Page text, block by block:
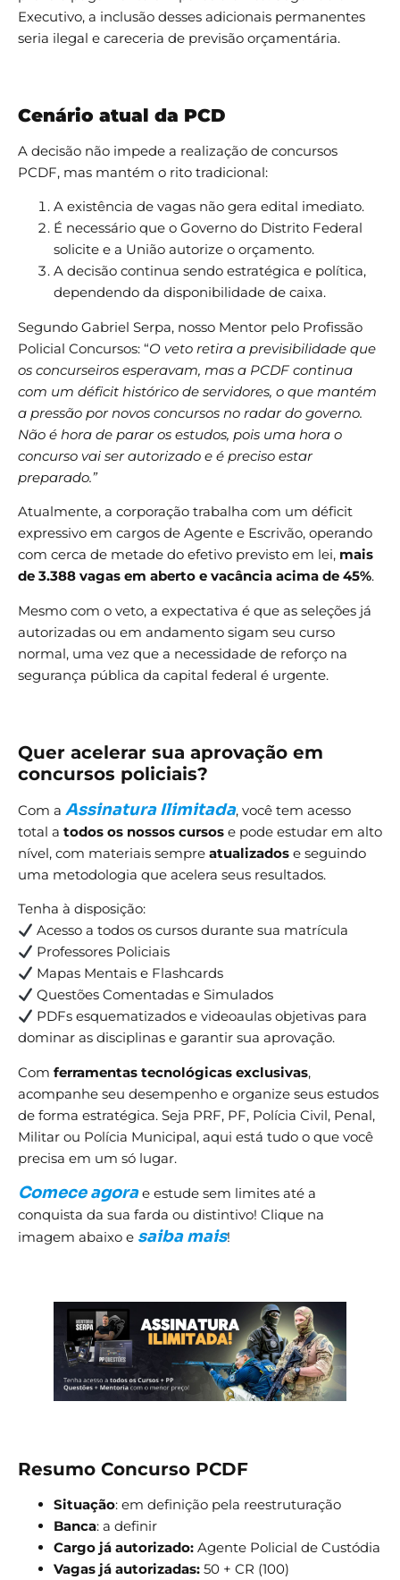
Executivo, a inclusão desses adicionais permanentes
seria ilegal e careceria de previsão orçamentária.
Cenário atual da PCD
A decisão não impede a realização de concursos
PCDF, mas mantém o rito tradicional:
A existência de vagas não gera edital imediato.
É necessário que o Governo do Distrito Federal
solicite e a União autorize o orçamento.
A decisão continua sendo estratégica e política,
dependendo da disponibilidade de caixa.
Segundo Gabriel Serpa, nosso Mentor pelo Profissão
Policial Concursos: “O veto retira a previsibilidade que
os concurseiros esperavam, mas a PCDF continua
com um déficit histórico de servidores, o que mantém
a pressão por novos concursos no radar do governo.
Não é hora de parar os estudos, pois uma hora o
concurso vai ser autorizado e é preciso estar
preparado.”
Atualmente, a corporação trabalha com um déficit
expressivo em cargos de Agente e Escrivão, operando
com cerca de metade do efetivo previsto em lei, mais
de 3.388 vagas em aberto e vacância acima de 45%.
Mesmo com o veto, a expectativa é que as seleções já
autorizadas ou em andamento sigam seu curso
normal, uma vez que a necessidade de reforço na
segurança pública da capital federal é urgente.
Quer acelerar sua aprovação em
concursos policiais?
Com a Assinatura Ilimitada, você tem acesso
total a todos os nossos cursos e pode estudar em alto
nível, com materiais sempre atualizados e seguindo
uma metodologia que acelera seus resultados.
Tenha à disposição:
Acesso a todos os cursos durante sua matrícula
Professores Policiais
Mapas Mentais e Flashcards
Questões Comentadas e Simulados
PDFs esquematizados e videoaulas objetivas para
dominar as disciplinas e garantir sua aprovação.
Com ferramentas tecnológicas exclusivas,
acompanhe seu desempenho e organize seus estudos
de forma estratégica. Seja PRF, PF, Polícia Civil, Penal,
Militar ou Polícia Municipal, aqui está tudo o que você
precisa em um só lugar.
Comece agorae estude sem limites até a
conquista da sua farda ou distintivo! Clique na
imagem abaixo e saiba mais!
Resumo Concurso PCDF
Situação: em definição pela reestruturação
Banca: a definir
Cargo já autorizado: Agente Policial de Custódia
Vagas já autorizadas: 50 + CR (100)